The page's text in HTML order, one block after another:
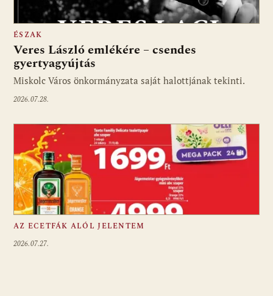
ÉSZAK
Veres László emlékére – csendes
gyertyagyújtás
Miskolc Város önkormányzata saját halottjának tekinti.
2026.07.28.
AZ ECETFÁK ALÓL JELENTEM
2026.07.27.